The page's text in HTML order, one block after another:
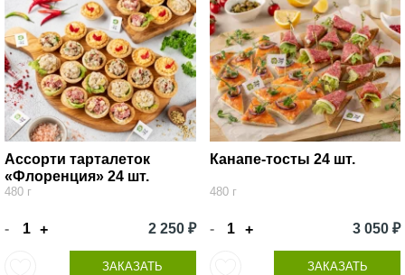
Ассорти тарталеток
«Флоренция» 24 шт.
480 г
- + 2 250 ₽
ЗАКАЗАТЬ
Канапе-тосты 24 шт.
480 г
- + 3 050 ₽
ЗАКАЗАТЬ